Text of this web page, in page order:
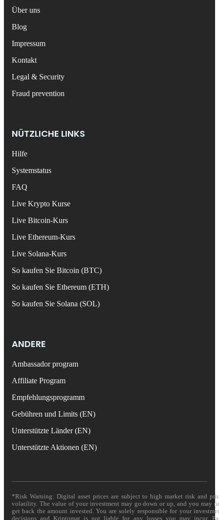
Über uns
Blog
Impressum
Kontakt
Legal & Security
Fraud prevention
NÜTZLICHE LINKS
Hilfe
Systemstatus
FAQ
Live Krypto Kurse
Live Bitcoin-Kurs
Live Ethereum-Kurs
Live Solana-Kurs
So kaufen Sie Bitcoin (BTC)
So kaufen Sie Ethereum (ETH)
So kaufen Sie Solana (SOL)
ANDERE
Ambassador program
Affiliate Program
Empfehlungsprogramm
Gebühren und Limits (EN)
Unterstützte Länder (EN)
Unterstützte Aktionen (EN)
*Risk Warning: Digital asset prices are subject to high market risk and
volatility. The value of your investment may go down or up, and you may
get back the amount invested. You are solely responsible for your
decisions and Kriptomat is not liable for any losses you may incur.